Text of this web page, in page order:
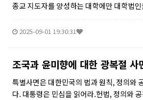
종교 지도자를 양성하는 대학에만 대학법
즉 정부가 개정하려는 것은, 종교 지도자 양
2025-09-01 19:30:31
조국과 윤미향에 대한 광복절 사
특별사면은 대한민국의 법과 원칙, 정의와
다. 대통령은 민심을 읽어라.헌법, 정의와